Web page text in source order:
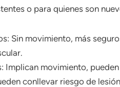
o para quienes son
Sin movimiento, más
Implican movimiento,
conllevar riesgo de